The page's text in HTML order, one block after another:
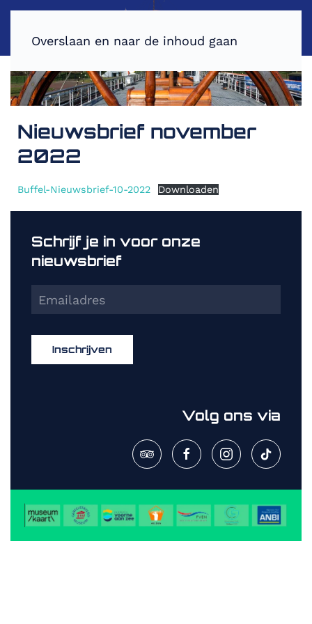
Overslaan en naar de inhoud gaan
Nieuwsbrief november
2022
Buffel-Nieuwsbrief-10-2022 Downloaden
Schrijf je in voor onze
nieuwsbrief
Inschrijven
Volg ons via